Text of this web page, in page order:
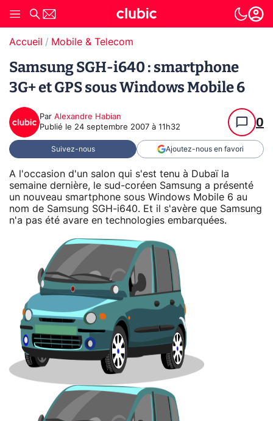
Accueil Mobile & Telecom
Samsung SGH-i640 : smartphone
3G+ et GPS sous Windows Mobile 6
Par Alexandre Habian
Publié le 24 septembre 2007 à 11h32 0
Suivez-nous Ajoutez-nous en favori
A l'occasion d'un salon qui s'est tenu à Dubaï la
semaine dernière, le sud-coréen Samsung a présenté
un nouveau smartphone sous Windows Mobile 6 au
nom de Samsung SGH-i640. Et il s'avère que Samsung
n'a pas été avare en technologies embarquées.